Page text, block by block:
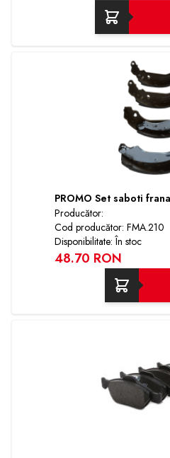
PROMO Set saboti frana
Producător:
Cod producător: FMA.210
Disponibilitate: În stoc
48.70 RON